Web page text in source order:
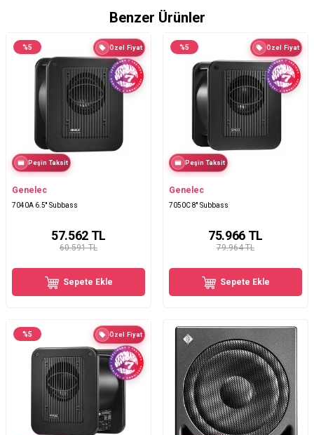
Benzer Ürünler
%5 Özel Fiyat
Peşin Taksit
Genelec
7040A 6.5'' Subbass
60.591 TL
57.562TL
Sepete Ekle
%5 Özel Fiyat
Peşin Taksit
Genelec
7050C 8'' Subbass
79.964 TL
75.966TL
Sepete Ekle
%5 Özel Fiyat